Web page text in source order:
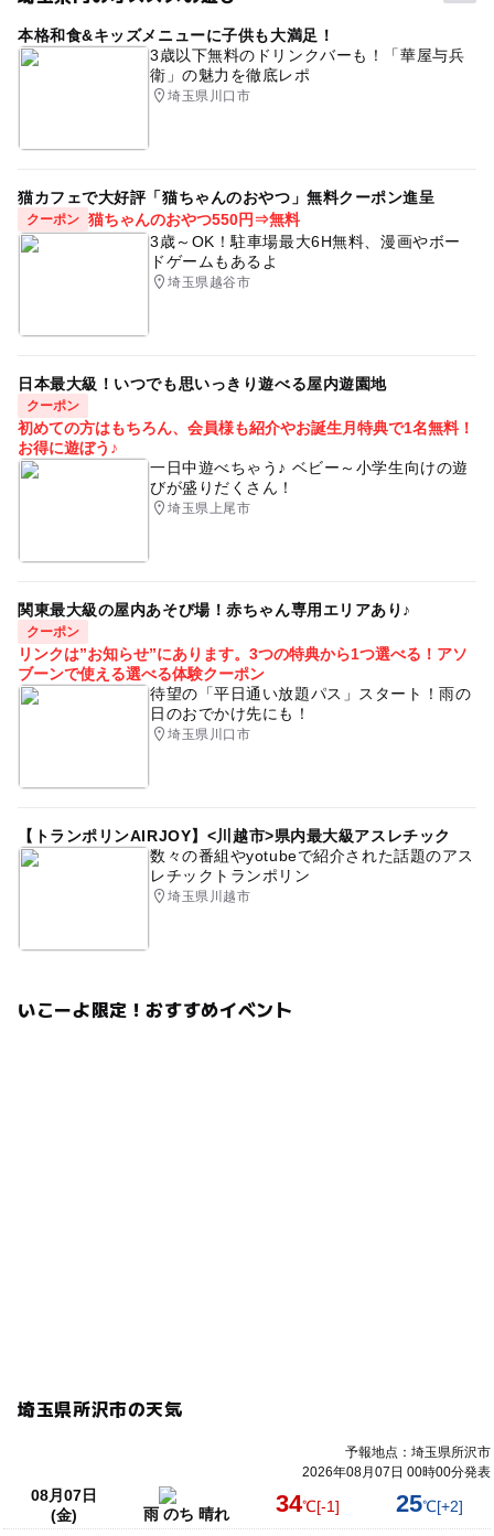
ます。（お申込みできるのは、おひとり１会場１回まで。
ほか会場と重複しての申し込みができません）
・途中で歩行してしまった場合は、１位の対象にはなりま
た場合は保護者さまのお迎えをお願いいたします。
れるのは保護者さま２名までとさせていただきます。その
他の方はパーテーションの外からご観覧ください。
・ハイハイレースを行うマットの上は土足厳禁です。
・赤ちゃん誘導用のおもちゃ・小物等のご使用OKです。
真の撮影を行います。またイベント終了後にレースタイム
などのお問い合わせにはお答えできかねますのでご了承く
ださい。
予約ページ
予約はこちらから
ハイハイレース 参加無料 プレゼントあり
ハイハイ 4月 GW
本格和食&キッズメニューに子供も大満足！
3歳以下無料のドリンクバーも！「華屋与兵
衛」の魅力を徹底レポ
埼玉県川口市
猫カフェで大好評「猫ちゃんのおやつ」無料クーポン進呈
クーポン 猫ちゃんのおやつ550円⇒無料
3歳～OK！駐車場最大6H無料、漫画やボー
ドゲームもあるよ
埼玉県越谷市
日本最大級！いつでも思いっきり遊べる屋内遊園地
クーポン
初めての方はもちろん、会員様も紹介やお誕生月特典で1名無料！
お得に遊ぼう♪
一日中遊べちゃう♪ ベビー～小学生向けの遊
びが盛りだくさん！
埼玉県上尾市
関東最大級の屋内あそび場！赤ちゃん専用エリアあり♪
クーポン
リンクは”お知らせ”にあります。3つの特典から1つ選べる！アソ
ブーンで使える選べる体験クーポン
待望の「平日通い放題パス」スタート！雨の
日のおでかけ先にも！
埼玉県川口市
【トランポリンAIRJOY】<川越市>県内最大級アスレチック
数々の番組やyotubeで紹介された話題のアス
レチックトランポリン
埼玉県川越市
いこーよ限定！おすすめイベント
埼玉県所沢市の天気
予報地点：埼玉県所沢市
2026年08月07日 00時00分発表
08月07日
(金)
雨 のち 晴れ 34℃[-1] 25℃[+2]